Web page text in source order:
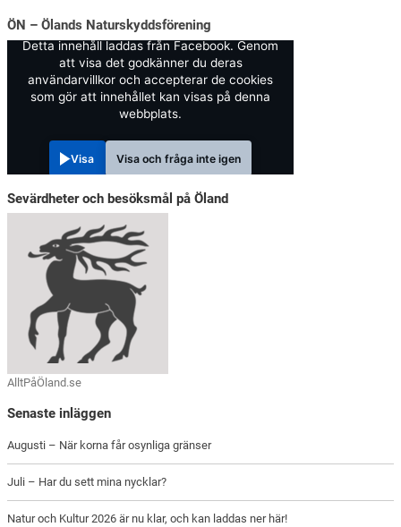
ÖN – Ölands Naturskyddsförening
Detta innehåll laddas från Facebook. Genom
att visa det godkänner du deras
användarvillkor och accepterar de cookies
som gör att innehållet kan visas på denna
webbplats.
Visa Visa och fråga inte igen
Sevärdheter och besöksmål på Öland
AlltPåÖland.se
Senaste inläggen
Augusti – När korna får osynliga gränser
Juli – Har du sett mina nycklar?
Natur och Kultur 2026 är nu klar, och kan laddas ner här!